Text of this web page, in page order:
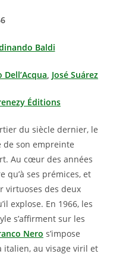
Baldi
, José Suárez
Éditions
du siècle dernier, le
de son empreinte
Au cœur des années
qu’à ses prémices, et
virtuoses des deux
explose. En 1966, les
s’affirment sur les
Nero s’impose
italien, au visage viril et